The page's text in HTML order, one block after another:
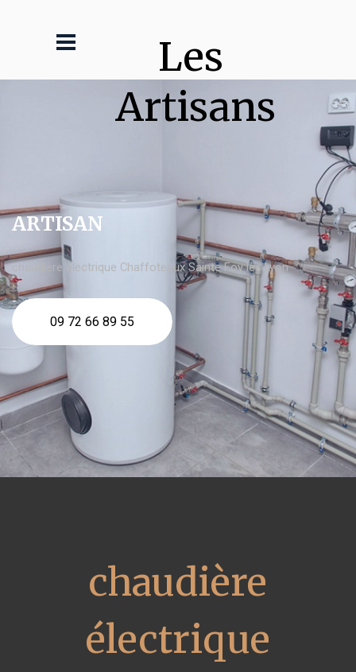
Les
Artisans
ARTISAN
chaudière électrique Chaffoteaux Sainte Foy lès Lyon
09 72 66 89 55
chaudière
électrique